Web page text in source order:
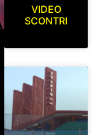
VIDEO
SCONTRI